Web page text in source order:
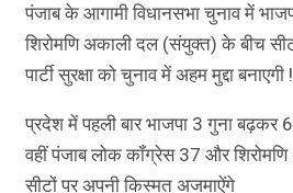
पंजाब के आगामी विधानसभा चुनाव में
शिरोमणि अकाली दल (संयुक्त) के बीच
पार्टी सुरक्षा को चुनाव में अहम मुद्दा बनाएगी !
प्रदेश में पहली बार भाजपा 3 गुना बढ़कर
वहीं पंजाब लोक कॉंग्रेस 37 और
सीटों पर अपनी किस्मत अजमाऐंगे